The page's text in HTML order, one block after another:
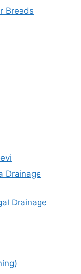
Breeds
Drainage
Drainage